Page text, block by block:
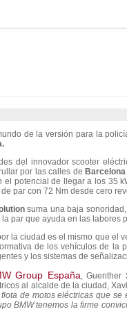
de la versión para la
del innovador scooter
por las calles de Barcelona
el potencial de llegar a los 35
par con 72 Nm desde cero
suma una baja
par que ayuda en las labores
la ciudad es el mismo que el
de los vehículos de la
y los sistemas de
Group España, Guenther
al alcalde de la ciudad,
de motos eléctricas que
BMW tenemos la firme